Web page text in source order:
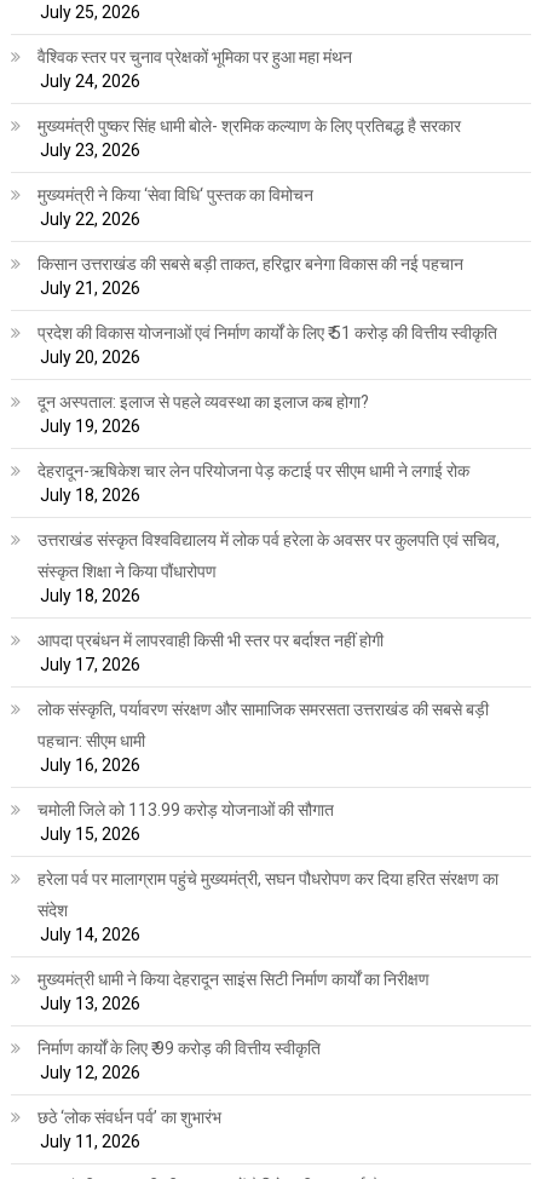
July 25, 2026
वैश्विक स्तर पर चुनाव प्रेक्षकों भूमिका पर हुआ महा मंथन
July 24, 2026
मुख्यमंत्री पुष्कर सिंह धामी बोले- श्रमिक कल्याण के लिए प्रतिबद्ध है सरकार
July 23, 2026
मुख्यमंत्री ने किया ‘सेवा विधि‘ पुस्तक का विमोचन
July 22, 2026
किसान उत्तराखंड की सबसे बड़ी ताकत, हरिद्वार बनेगा विकास की नई पहचान
July 21, 2026
प्रदेश की विकास योजनाओं एवं निर्माण कार्यों के लिए ₹ 51 करोड़ की वित्तीय स्वीकृति
July 20, 2026
दून अस्पताल: इलाज से पहले व्यवस्था का इलाज कब होगा?
July 19, 2026
देहरादून-ऋषिकेश चार लेन परियोजना पेड़ कटाई पर सीएम धामी ने लगाई रोक
July 18, 2026
उत्तराखंड संस्कृत विश्वविद्यालय में लोक पर्व हरेला के अवसर पर कुलपति एवं सचिव,
संस्कृत शिक्षा ने किया पौंधारोपण
July 18, 2026
आपदा प्रबंधन में लापरवाही किसी भी स्तर पर बर्दाश्त नहीं होगी
July 17, 2026
लोक संस्कृति, पर्यावरण संरक्षण और सामाजिक समरसता उत्तराखंड की सबसे बड़ी
पहचान: सीएम धामी
July 16, 2026
चमोली जिले को 113.99 करोड़ योजनाओं की सौगात
July 15, 2026
हरेला पर्व पर मालाग्राम पहुंचे मुख्यमंत्री, सघन पौधरोपण कर दिया हरित संरक्षण का
संदेश
July 14, 2026
मुख्यमंत्री धामी ने किया देहरादून साइंस सिटी निर्माण कार्यों का निरीक्षण
July 13, 2026
निर्माण कार्यों के लिए ₹ 99 करोड़ की वित्तीय स्वीकृति
July 12, 2026
छठे ‘लोक संवर्धन पर्व’ का शुभारंभ
July 11, 2026